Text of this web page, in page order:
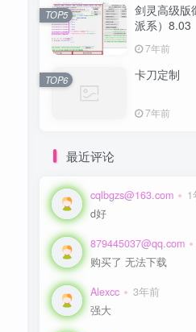
剑灵高级版
派系）8.03
7年前
TOP5
卡刀定制
7年前
TOP6
最近评论
cqlbgzs@163.com 1
d好
879445037@qq.com
购买了 无法下载
Alexcc 3年前
强大